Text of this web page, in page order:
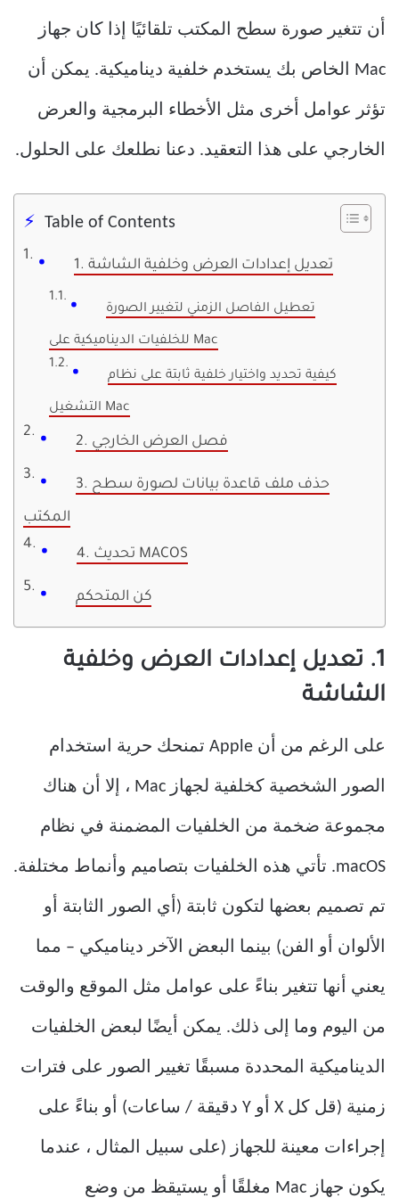
أن تتغير صورة سطح المكتب تلقائيًا إذا كان جهاز
Mac الخاص بك يستخدم خلفية ديناميكية. يمكن أن
تؤثر عوامل أخرى مثل الأخطاء البرمجية والعرض
الخارجي على هذا التعقيد. دعنا نطلعك على الحلول.
Table of Contents
1. تعديل إعدادات العرض وخلفية الشاشة
تعطيل الفاصل الزمني لتغيير الصورة
للخلفيات الديناميكية على Mac
كيفية تحديد واختيار خلفية ثابتة على نظام
التشغيل Mac
2. فصل العرض الخارجي
3. حذف ملف قاعدة بيانات لصورة سطح
المكتب
4. تحديث MACOS
كن المتحكم
1. تعديل إعدادات العرض وخلفية
الشاشة
على الرغم من أن Apple تمنحك حرية استخدام
الصور الشخصية كخلفية لجهاز Mac ، إلا أن هناك
مجموعة ضخمة من الخلفيات المضمنة في نظام
macOS. تأتي هذه الخلفيات بتصاميم وأنماط مختلفة.
تم تصميم بعضها لتكون ثابتة (أي الصور الثابتة أو
الألوان أو الفن) بينما البعض الآخر ديناميكي – مما
يعني أنها تتغير بناءً على عوامل مثل الموقع والوقت
من اليوم وما إلى ذلك. يمكن أيضًا لبعض الخلفيات
الديناميكية المحددة مسبقًا تغيير الصور على فترات
زمنية (قل كل X أو Y دقيقة / ساعات) أو بناءً على
إجراءات معينة للجهاز (على سبيل المثال ، عندما
يكون جهاز Mac مغلقًا أو يستيقظ من وضع